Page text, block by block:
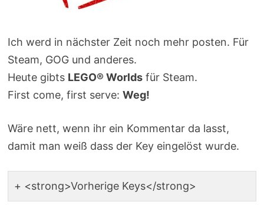
Ich werd in nächster Zeit noch mehr posten. Für
Steam, GOG und anderes.
Heute gibts LEGO® Worldsfür Steam.
First come, first serve: Weg!
Wäre nett, wenn ihr ein Kommentar da lasst,
damit man weiß dass der Key eingelöst wurde.
<strong>Vorherige Keys</strong>